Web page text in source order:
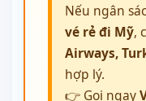
Nếu ngân
vé rẻ đi Mỹ,
Airways,
hợp lý.
👉 Gọi ngay